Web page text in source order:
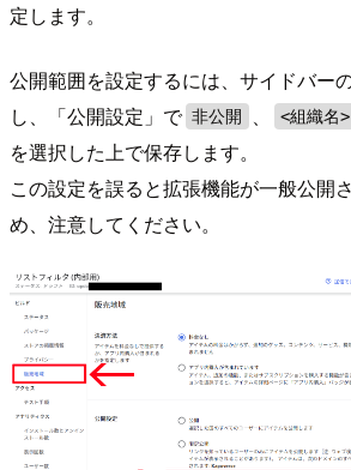
定します。
公開範囲を設定するには、サイドバー
し、「公開設定」で 非公開 、 <組織名
を選択した上で保存します。
この設定を誤ると拡張機能が一般公開
め、注意してください。